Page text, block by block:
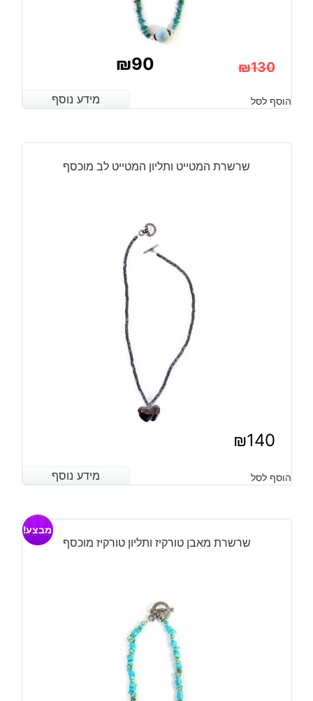
₪130
המקורי
היה:
₪130.
₪90
הנוכחי
הוא:
₪90.
מידע נוסף הוסף לסל מידע נוסף
שרשרת המטייט ותליון המטייט לב מוכסף
₪140
מידע נוסף הוסף לסל מידע נוסף
שרשרת מאבן טורקיז ותליון טורקיז מוכסף
מבצע!